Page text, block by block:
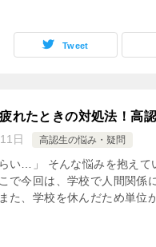
Tweet
れたときの対処法！高
日 高認生の悩み・疑問
い…」 そんな悩みを抱え
で今回は、学校で人間関係
た、学校を休んだため単